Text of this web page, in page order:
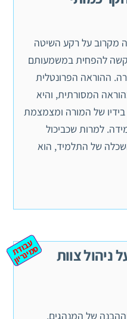
מקרוב על רקע השיטה
להפחית במשמעותם
ההוראה הפרונטלית
המסורתית, והיא
של המורה ומצמצמת
למרות שכביכול
של התלמיד, הוא
ניהול צוות
ע
ב
וד
ת
ס
מ
ינ
ר
יון
של המנהגים,